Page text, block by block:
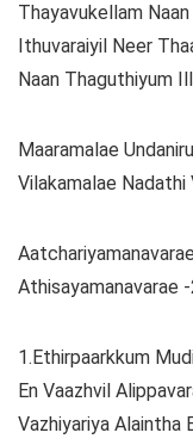
Thayavukellam
Ithuvaraiyil Neer
Naan Thaguthiyum
Maaramalae
Vilakamalae Nadathi
Athisayamanavarae
1.Ethirpaarkkum
En Vaazhvil
Vazhiyariya Alaintha